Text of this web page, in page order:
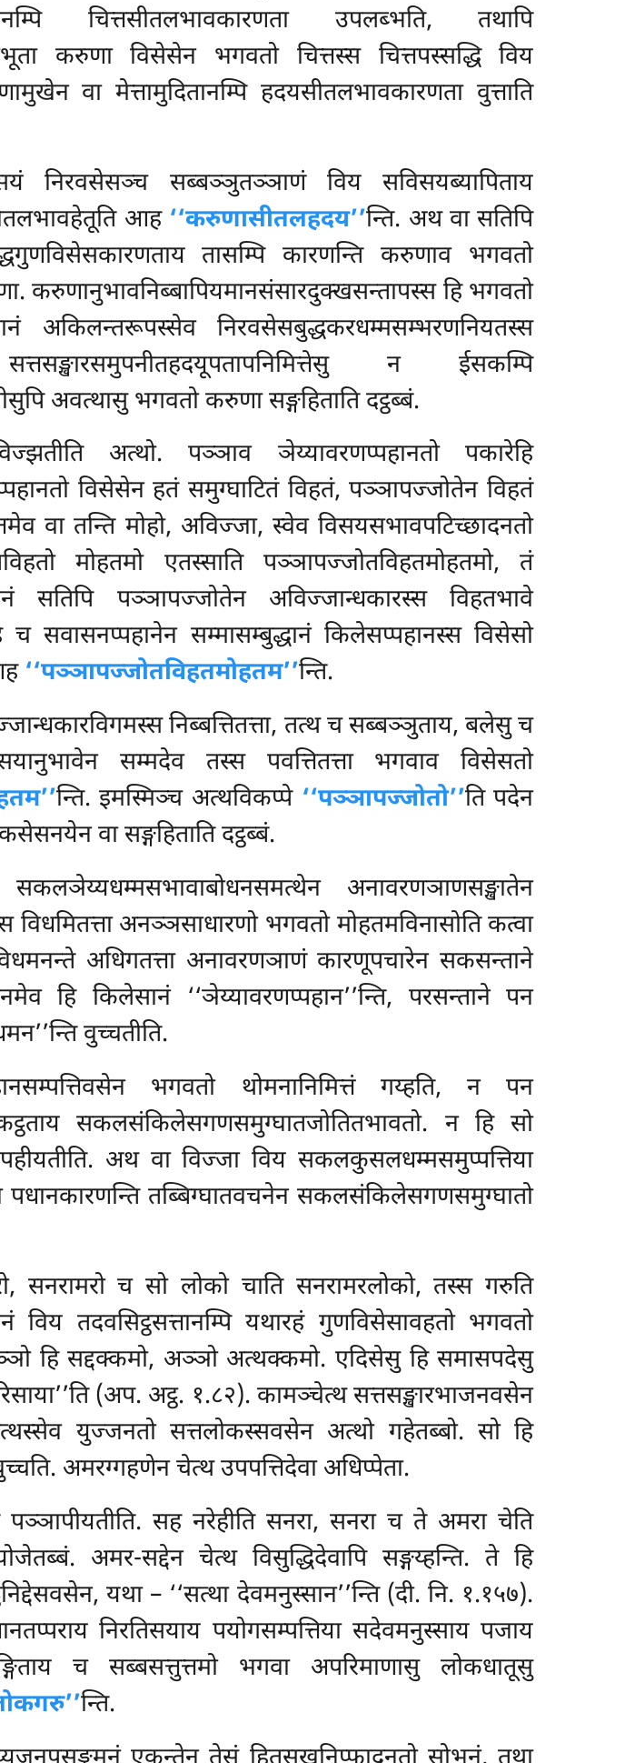
चित्तसीतलभावकारणता उपलब्भति, तथापि
करुणा विसेसेन भगवतो चित्तस्स चित्तपस्सद्धि विय
वा मेत्तामुदितानम्पि हदयसीतलभावकारणता वुत्ताति
निरवसेसञ्च सब्बञ्ञुतञ्ञाणं विय सविसयब्यापिताय
आह ‘‘करुणासीतलहदय’’न्ति. अथ वा सतिपि
तासम्पि कारणन्ति करुणाव भगवतो
करुणानुभावनिब्बापियमानसंसारदुक्खसन्तापस्स हि भगवतो
अकिलन्तरूपस्सेव निरवसेसबुद्धकरधम्मसम्भरणनियतस्स
न ईसकम्पि
अवत्थासु भगवतो करुणा सङ्गहिताति दट्ठब्बं.
अत्थो. पञ्ञाव ञेय्यावरणप्पहानतो पकारेहि
विसेसेन हतं समुग्घाटितं विहतं, पञ्ञापज्जोतेन विहतं
वा तन्ति मोहो, अविज्जा, स्वेव विसयसभावपटिच्छादनतो
मोहतमो एतस्साति पञ्ञापज्जोतविहतमोहतमो, तं
सतिपि पञ्ञापज्जोतेन अविज्जान्धकारस्स विहतभावे
च सवासनप्पहानेन सम्मासम्बुद्धानं किलेसप्पहानस्स विसेसो
‘‘पञ्ञापज्जोतविहतमोहतम’’न्ति.
निब्बत्तितत्ता, तत्थ च सब्बञ्ञुताय, बलेसु च
सम्मदेव तस्स पवत्तितत्ता भगवाव विसेसतो
न्ति. इमस्मिञ्च अत्थविकप्पे ‘‘पञ्ञापज्जोतो’’ति पदेन
वा सङ्गहिताति दट्ठब्बं.
अनावरणञाणसङ्खातेन
अनञ्ञसाधारणो भगवतो मोहतमविनासोति कत्वा
अधिगतत्ता अनावरणञाणं कारणूपचारेन सकसन्ताने
हि किलेसानं ‘‘ञेय्यावरणप्पहान’’न्ति, परसन्ताने पन
वुच्चतीति.
भगवतो थोमनानिमित्तं गय्हति, न पन
सकलसंकिलेसगणसमुग्घातजोतितभावतो. न हि सो
अथ वा विज्जा विय सकलकुसलधम्मसमुप्पत्तिया
पधानकारणन्ति तब्बिग्घातवचनेन सकलसंकिलेसगणसमुग्घातो
सनरामरो च सो लोको चाति सनरामरलोको, तस्स गरुति
विय तदवसिट्ठसत्तानम्पि यथारहं गुणविसेसावहतो भगवतो
हि सद्दक्कमो, अञ्ञो अत्थक्कमो. एदिसेसु हि समासपदेसु
(अप. अट्ठ. १.८२). कामञ्चेत्थ सत्तसङ्खारभाजनवसेन
युज्जनतो सत्तलोकस्सवसेन अत्थो गहेतब्बो. सो हि
अमरग्गहणेन चेत्थ उपपत्तिदेवा अधिप्पेता.
सह नरेहीति सनरा, सनरा च ते अमरा चेति
अमर-सद्देन चेत्थ विसुद्धिदेवापि सङ्गय्हन्ति. ते हि
यथा – ‘‘सत्था देवमनुस्सान’’न्ति (दी. नि. १.१५७).
निरतिसयाय पयोगसम्पत्तिया सदेवमनुस्साय पजाय
च सब्बसत्तुत्तमो भगवा अपरिमाणासु लोकधातूसु
न्ति.